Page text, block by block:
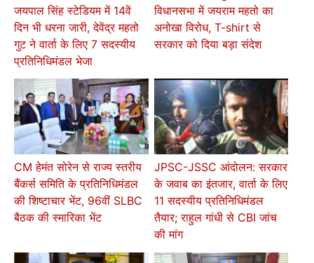
जयपाल सिंह स्टेडियम में 14वें
दिन भी धरना जारी, देवेंद्र महतो
गुट ने वार्ता के लिए 7 सदस्यीय
प्रतिनिधिमंडल भेजा
विधानसभा में जयराम महतो का
अनोखा विरोध, T-shirt से
सरकार को दिया बड़ा संदेश
CM हेमंत सोरेन से राज्य स्तरीय
बैंकर्स समिति के प्रतिनिधिमंडल
की शिष्टाचार भेंट, 96वीं SLBC
बैठक की स्मारिका भेंट
JPSC-JSSC आंदोलन: सरकार
के जवाब का इंतजार, वार्ता के लिए
11 सदस्यीय प्रतिनिधिमंडल
तैयार; राहुल गांधी से CBI जांच
की मांग